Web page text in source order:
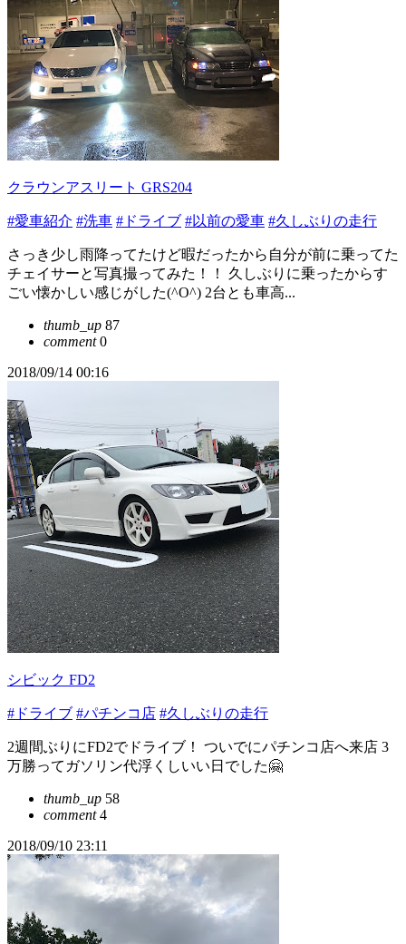
クラウンアスリート GRS204
#愛車紹介 #洗車 #ドライブ #以前の愛車 #久しぶりの走行
さっき少し雨降ってたけど暇だったから自分が前に乗ってた
チェイサーと写真撮ってみた！！ 久しぶりに乗ったからす
ごい懐かしい感じがした(^O^) 2台とも車高...
thumb_up 87
comment0
2018/09/14 00:16
シビック FD2
#ドライブ #パチンコ店 #久しぶりの走行
2週間ぶりにFD2でドライブ！ ついでにパチンコ店へ来店 3
万勝ってガソリン代浮くしいい日でした🤗
thumb_up 58
comment4
2018/09/10 23:11